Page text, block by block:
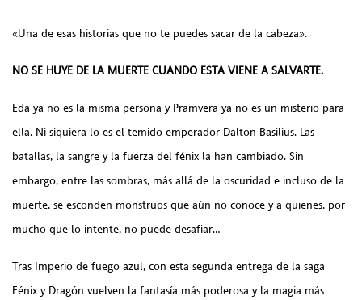
«Una de esas historias que no te puedes sacar de la cabeza».
NO SE HUYE DE LA MUERTE CUANDO ESTA VIENE A SALVARTE.
Eda ya no es la misma persona y Pramvera ya no es un misterio para
ella. Ni siquiera lo es el temido emperador Dalton Basilius. Las
batallas, la sangre y la fuerza del fénix la han cambiado. Sin
embargo, entre las sombras, más allá de la oscuridad e incluso de la
muerte, se esconden monstruos que aún no conoce y a quienes, por
mucho que lo intente, no puede desafiar…
Tras Imperio de fuego azul, con esta segunda entrega de la saga
Fénix y Dragón vuelven la fantasía más poderosa y la magia más